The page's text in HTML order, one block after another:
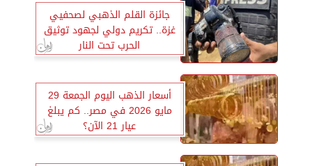
جائزة القلم الذهبي لصحفيي
غزة.. تكريم دولي لجهود توثيق
الحرب تحت النار
أسعار الذهب اليوم الجمعة 29
مايو 2026 في مصر.. كم يبلغ
عيار 21 الآن؟